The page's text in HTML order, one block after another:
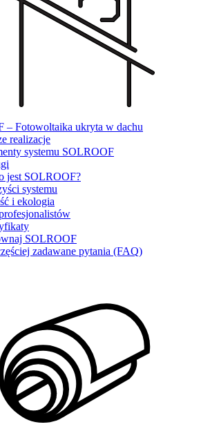
– Fotowoltaika ukryta w dachu
realizacje
systemu SOLROOF
jest SOLROOF?
systemu
i ekologia
SOLROOF
zadawane pytania (FAQ)